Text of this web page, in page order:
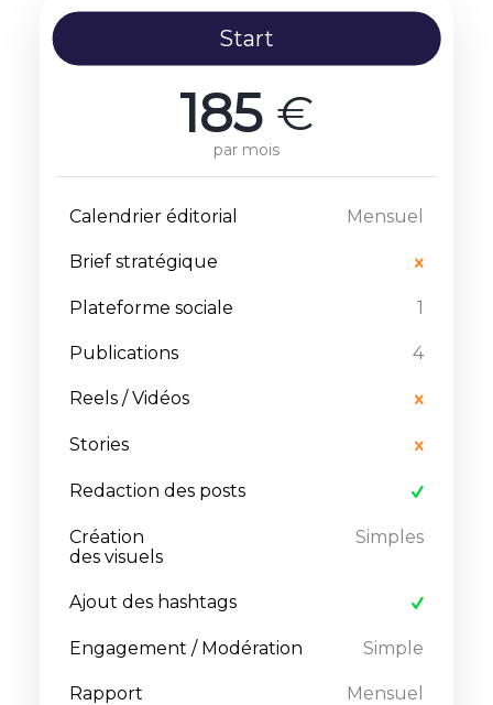
Start
185 €
par mois
Calendrier éditorial Mensuel
Brief stratégique
Plateforme sociale 1
Publications 4
Reels / Vidéos
Stories
Redaction des posts
Création
des visuels
Simples
Ajout des hashtags
Engagement / Modération Simple
Rapport Mensuel